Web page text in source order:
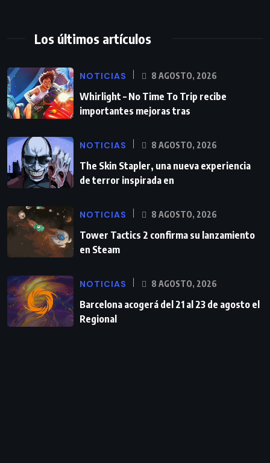
Los últimos artículos
NOTICIAS 8 AGOSTO, 2026
Whirlight – No Time To Trip recibe
importantes mejoras tras
NOTICIAS 8 AGOSTO, 2026
The Skin Stapler, una nueva experiencia
de terror inspirada en
NOTICIAS 8 AGOSTO, 2026
Tower Tactics 2 confirma su lanzamiento
en Steam
NOTICIAS 8 AGOSTO, 2026
Barcelona acogerá del 21 al 23 de agosto el
Regional